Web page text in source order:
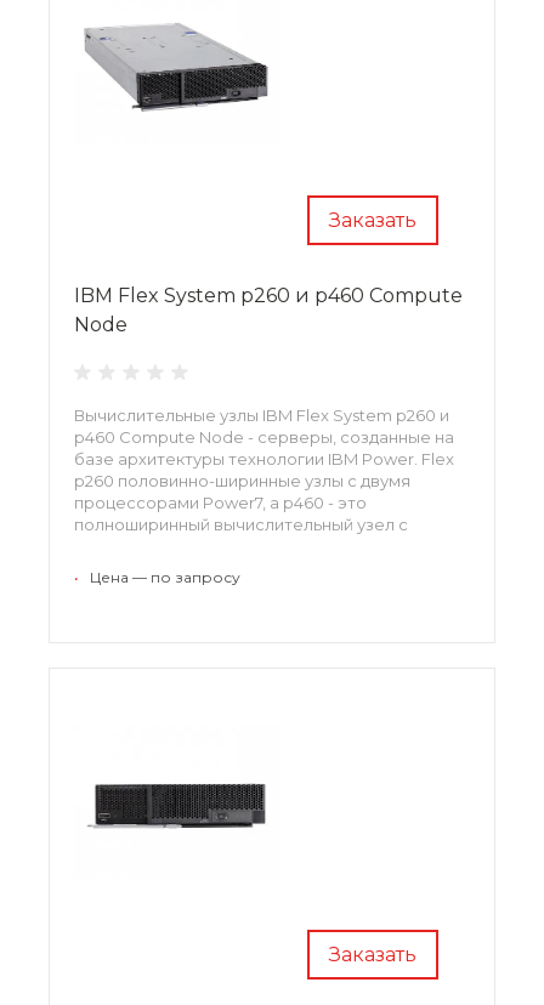
Заказать
IBM Flex System p260 и p460 Compute
Node
Вычислительные узлы IBM Flex System p260 и
p460 Compute Node - серверы, созданные на
базе архитектуры технологии IBM Power. Flex
p260 половинно-ширинные узлы с двумя
процессорами Power7, а p460 - это
полноширинный вычислительный узел с
• Цена — по запросу
Заказать